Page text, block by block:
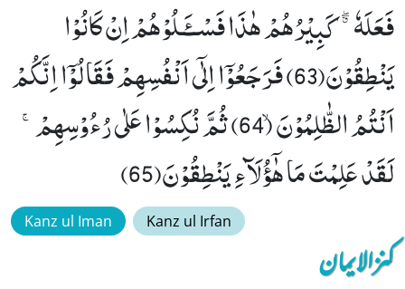
فَعَلَهٗ ﳓ كَبِیْرُهُمْ هٰذَا فَسْــٴَـلُوْهُمْ اِنْ كَانُوْا
یَنْطِقُوْنَ(63) فَرَجَعُوْۤا اِلٰۤى اَنْفُسِهِمْ فَقَالُوْۤا اِنَّكُمْ
اَنْتُمُ الظّٰلِمُوْنَۙ (64) ثُمَّ نُكِسُوْا عَلٰى رُءُوْسِهِمْۚ-
لَقَدْ عَلِمْتَ مَا هٰۤؤُلَآءِ یَنْطِقُوْنَ(65)
Kanz ul Iman Kanz ul Irfan
کنزالایمان